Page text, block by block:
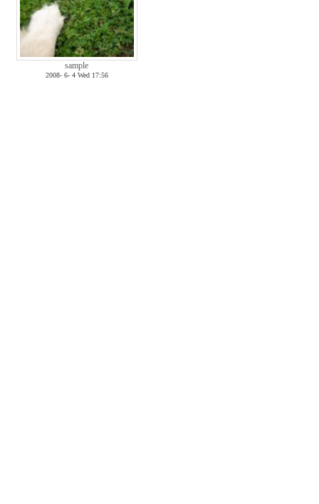
sample
2008- 6- 4 Wed 17:56